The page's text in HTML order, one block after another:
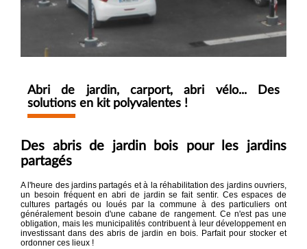
Abri de jardin, carport, abri vélo... Des
solutions en kit polyvalentes !
Des abris de jardin bois pour les jardins
partagés
A l'heure des jardins partagés et à la réhabilitation des jardins ouvriers,
un besoin fréquent en abri de jardin se fait sentir. Ces espaces de
cultures partagés ou loués par la commune à des particuliers ont
généralement besoin d'une cabane de rangement. Ce n'est pas une
obligation, mais les municipalités contribuent à leur développement en
investissant dans des abris de jardin en bois. Parfait pour stocker et
ordonner ces lieux !